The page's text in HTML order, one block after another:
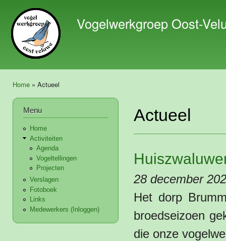
en
de
Vogelwerkgroep Oost-
Home » Actueel
Menu
Home
Activiteiten
Agenda
Vogeltellingen
Projecten
Verslagen
Fotoboek
Links
Medewerkers (Inloggen)
Actueel
28 december
Het dorp
broedseizoen
die onze